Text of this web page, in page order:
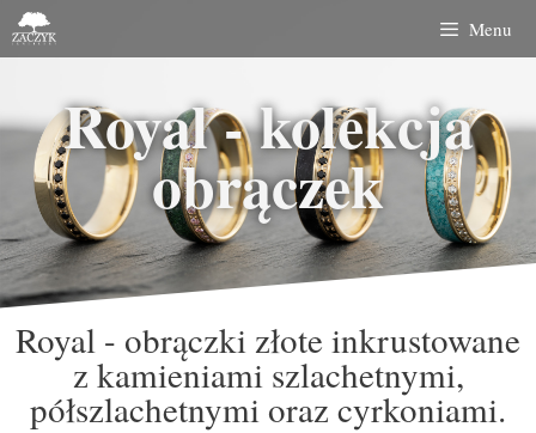
Menu
Royal - kolekcja
obrączek
Royal - obrączki złote inkrustowane
z kamieniami szlachetnymi,
półszlachetnymi oraz cyrkoniami.